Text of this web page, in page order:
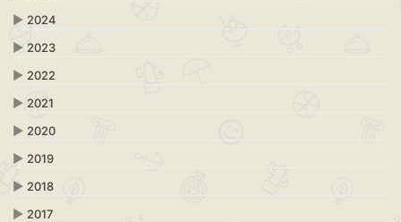
▶ 2024
▶ 2023
▶ 2022
▶ 2021
▶ 2020
▶ 2019
▶ 2018
▶ 2017